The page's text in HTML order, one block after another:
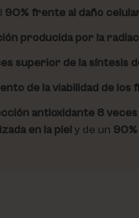
90% frente al daño
producida por la
superior de la síntesis
de la viabilidad de los
antioxidante 8
en la piely de un 90%